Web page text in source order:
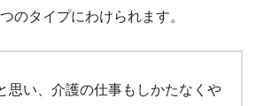
のタイプにわけられます。
思い、介護の仕事もしかたなくや